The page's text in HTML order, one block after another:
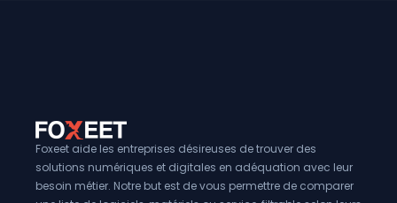
Foxeet aide les entreprises désireuses de trouver des
solutions numériques et digitales en adéquation avec leur
besoin métier. Notre but est de vous permettre de comparer